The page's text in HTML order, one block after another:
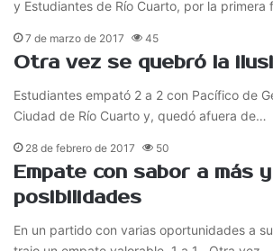
y Estudiantes de Río Cuarto, por la primera
7 de marzo de 2017 45
Otra vez se quebró la
Estudiantes empató 2 a 2 con Pacífico de
Ciudad de Río Cuarto y, quedó afuera de…
28 de febrero de 2017 50
Empate con sabor a más
posibilidades
En un partido con varias oportunidades a